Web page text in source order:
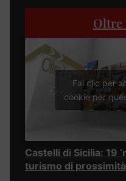
Oltre
Fai clic per
cookie per
Castelli di Sicilia: 19
turismo di prossimità